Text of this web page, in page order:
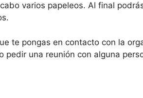
varios papeleos. Al final
te pongas en contacto con la
pedir una reunión con alguna